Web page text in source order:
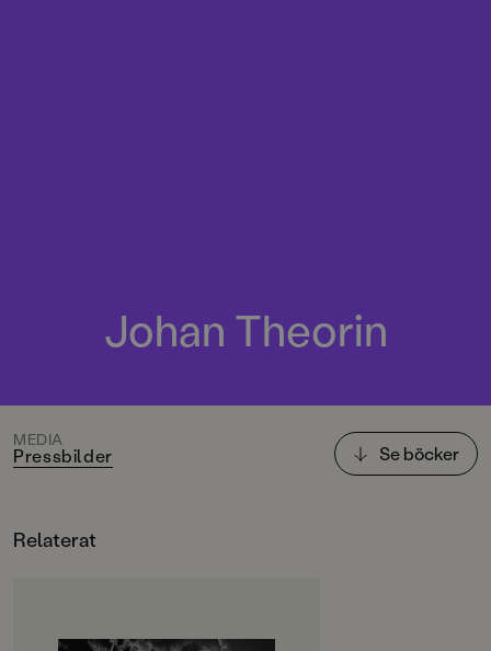
Johan Theorin
MEDIA
Pressbilder Se böcker
Relaterat
OM BOKEN